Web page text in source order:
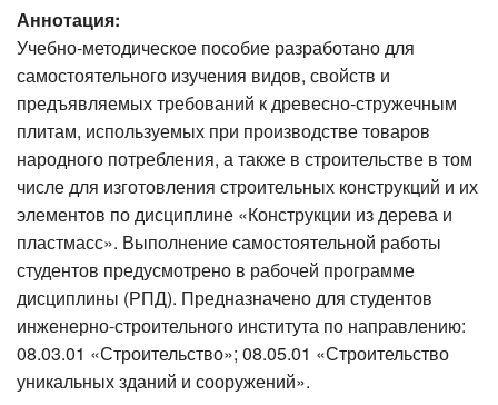
Аннотация:
Учебно-методическое пособие разработано для
самостоятельного изучения видов, свойств и
предъявляемых требований к древесно-стружечным
плитам, используемых при производстве товаров
народного потребления, а также в строительстве в том
числе для изготовления строительных конструкций и их
элементов по дисциплине «Конструкции из дерева и
пластмасс». Выполнение самостоятельной работы
студентов предусмотрено в рабочей программе
дисциплины (РПД). Предназначено для студентов
инженерно-строительного института по направлению:
08.03.01 «Строительство»; 08.05.01 «Строительство
уникальных зданий и сооружений».